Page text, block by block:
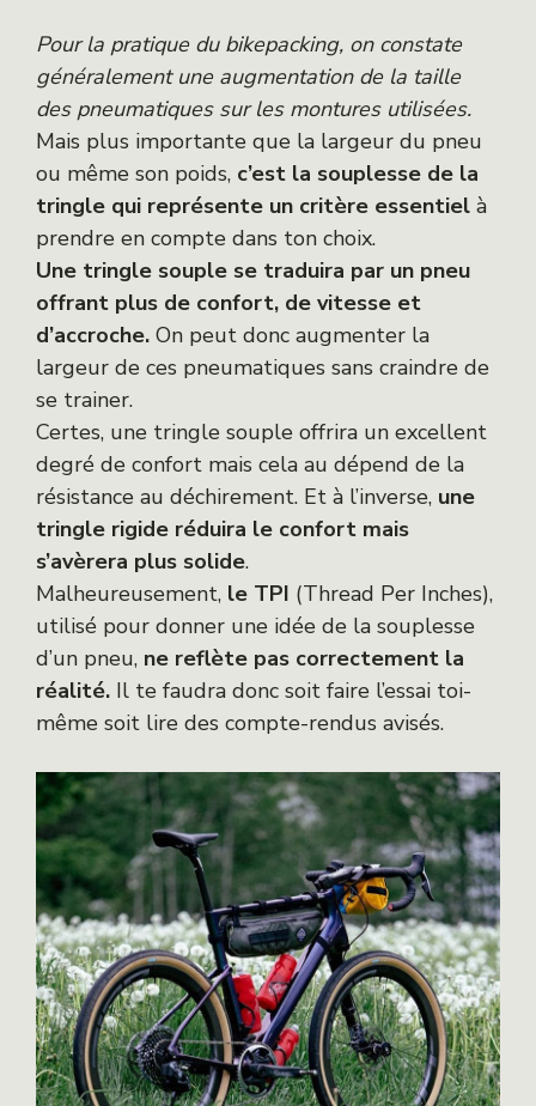
Pour la pratique du bikepacking, on constate
généralement une augmentation de la taille
des pneumatiques sur les montures utilisées.
Mais plus importante que la largeur du pneu
ou même son poids, c’est la souplesse de la
tringle qui représente un critère essentiel à
prendre en compte dans ton choix.
Une tringle souple se traduira par un pneu
offrant plus de confort, de vitesse et
d’accroche. On peut donc augmenter la
largeur de ces pneumatiques sans craindre de
se trainer.
Certes, une tringle souple offrira un excellent
degré de confort mais cela au dépend de la
résistance au déchirement. Et à l’inverse, une
tringle rigide réduira le confort mais
s’avèrera plus solide.
Malheureusement, le TPI (Thread Per Inches),
utilisé pour donner une idée de la souplesse
d’un pneu, ne reflète pas correctement la
réalité. Il te faudra donc soit faire l’essai toi-
même soit lire des compte-rendus avisés.